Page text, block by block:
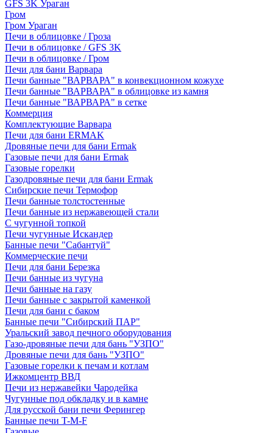
GFS 3K Ураган
Гром
Гром Ураган
Печи в облицовке / Гроза
Печи в облицовке / GFS 3K
Печи в облицовке / Гром
Печи для бани Варвара
Печи банные "ВАРВАРА" в конвекционном кожухе
Печи банные "ВАРВАРА" в облицовке из камня
Печи банные "ВАРВАРА" в сетке
Коммерция
Комплектующие Варвара
Печи для бани ERMAK
Дровяные печи для бани Ermak
Газовые печи для бани Ermak
Газовые горелки
Газодровяные печи для бани Ermak
Сибирские печи Термофор
Печи банные толстостенные
Печи банные из нержавеющей стали
С чугунной топкой
Печи чугунные Искандер
Банные печи "Сабантуй"
Коммерческие печи
Печи для бани Березка
Печи банные из чугуна
Печи банные на газу
Печи банные с закрытой каменкой
Печи для бани с баком
Банные печи "Сибирский ПАР"
Уральский завод печного оборудования
Газо-дровяные печи для бань "УЗПО"
Дровяные печи для бань "УЗПО"
Газовые горелки к печам и котлам
Ижкомцентр ВВД
Печи из нержавейки Чародейка
Чугунные под обкладку и в камне
Для русской бани печи Ферингер
Банные печи T-M-F